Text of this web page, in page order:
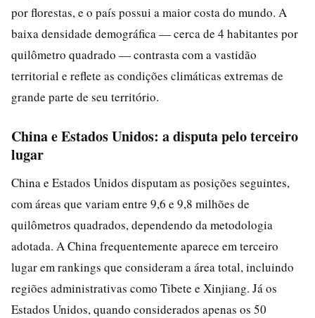
por florestas, e o país possui a maior costa do mundo. A
baixa densidade demográfica — cerca de 4 habitantes por
quilômetro quadrado — contrasta com a vastidão
territorial e reflete as condições climáticas extremas de
grande parte de seu território.
China e Estados Unidos: a disputa pelo terceiro
lugar
China e Estados Unidos disputam as posições seguintes,
com áreas que variam entre 9,6 e 9,8 milhões de
quilômetros quadrados, dependendo da metodologia
adotada. A China frequentemente aparece em terceiro
lugar em rankings que consideram a área total, incluindo
regiões administrativas como Tibete e Xinjiang. Já os
Estados Unidos, quando considerados apenas os 50